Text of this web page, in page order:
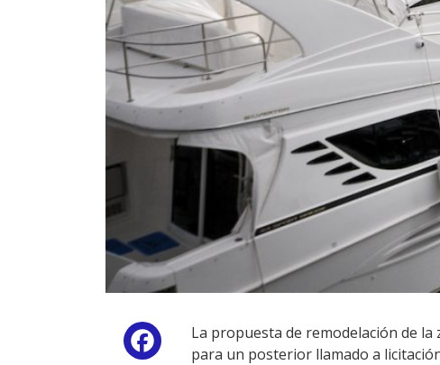
Facebook
La propuesta de remodelación de
para un posterior llamado a